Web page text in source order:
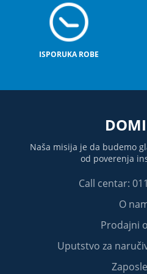
ISPORUKA ROBE
Naša misija je da budemo
od poverenja
Call centar:
O
Prodajni
Uputstvo za